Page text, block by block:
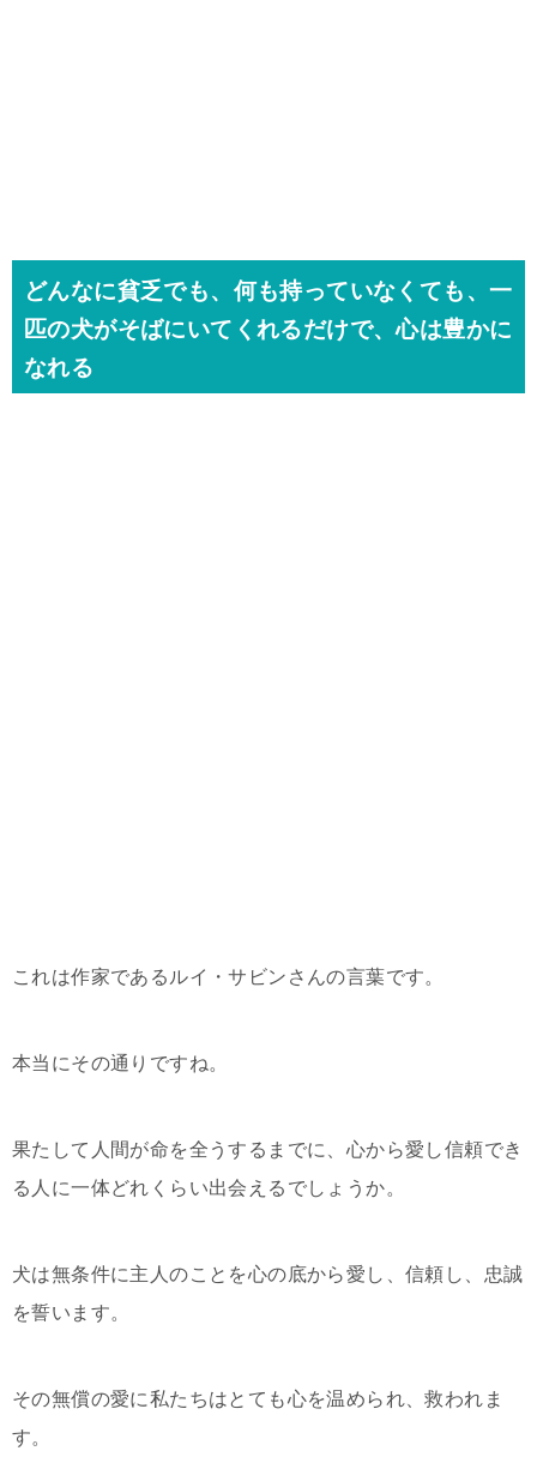
どんなに貧乏でも、何も持っていなくても、一
匹の犬がそばにいてくれるだけで、心は豊かに
なれる
これは作家であるルイ・サビンさんの言葉です。
本当にその通りですね。
果たして人間が命を全うするまでに、心から愛し信頼でき
る人に一体どれくらい出会えるでしょうか。
犬は無条件に主人のことを心の底から愛し、信頼し、忠誠
を誓います。
その無償の愛に私たちはとても心を温められ、救われま
す。